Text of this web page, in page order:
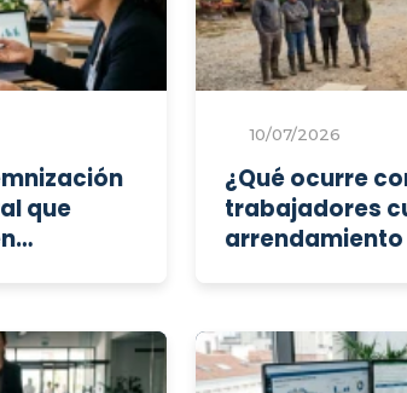
que
10/07/2026
¿Qué ocurre
trabajadores
arrendamiento